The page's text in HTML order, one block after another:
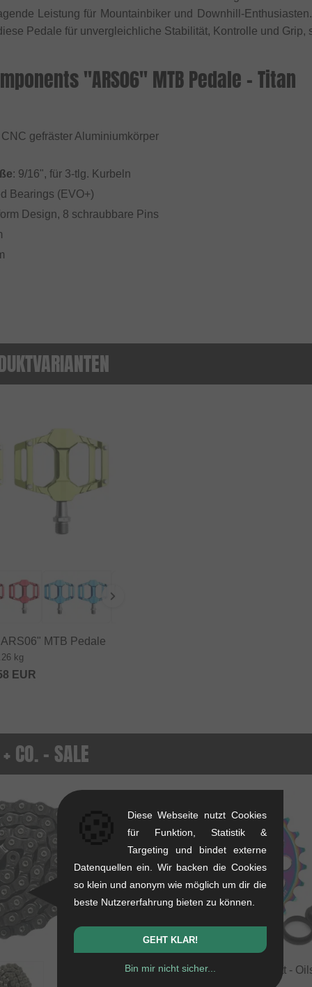
Leistung für Mountainbiker und Downhill-
Pedale für unvergleichliche Stabilität, Kontrolle und Grip,
"ARS06" MTB Pedale - Titan
gefräster Aluminiumkörper
: 9/16", für 3-tlg. Kurbeln
Bearings (EVO+)
Design, 8 schraubbare Pins
MTB Pedale
kg
EUR
CO. - SALE
SaltPlus "Manta" Kettenblatt -
Diese Webseite nutzt Cookies
für Funktion, Statistik &
Targeting und bindet externe
Datenquellen ein. Wir backen die Cookies
so klein und anonym wie möglich um dir die
beste Nutzererfahrung bieten zu können.
GEHT KLAR!
Bin mir nicht sicher...